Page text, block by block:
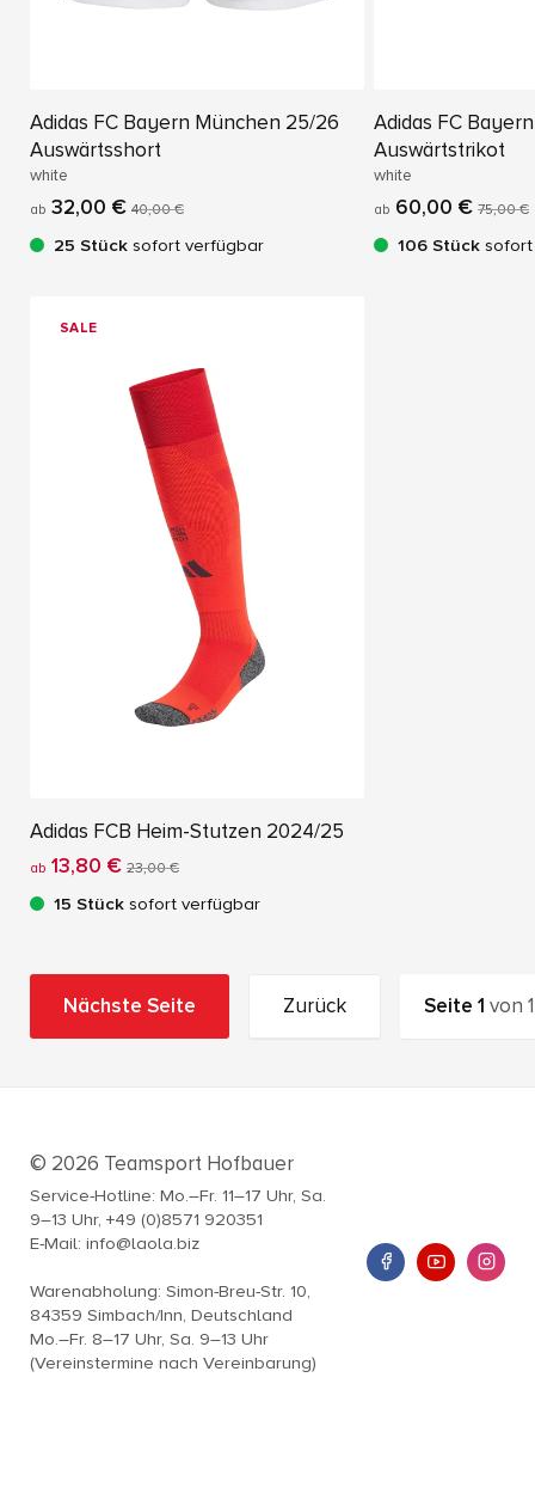
Adidas FC Bayern München 25/26
Auswärtsshort
white
ab 32,00 € 40,00 €
25 Stück sofort verfügbar
Adidas FC
Auswärtstrikot
white
ab 60,00 € 75,00 €
106 Stück
SALE
Adidas FCB Heim-Stutzen 2024/25
ab 13,80 € 23,00 €
15 Stück sofort verfügbar
Nächste Seite Zurück Seite1 von1
© 2026 Teamsport Hofbauer
Service-Hotline: Mo.–Fr. 11–17 Uhr, Sa.
9–13 Uhr, +49 (0)8571 920351
E-Mail: info@laola.biz
Warenabholung: Simon-Breu-Str. 10,
84359 Simbach/Inn, Deutschland
Mo.–Fr. 8–17 Uhr, Sa. 9–13 Uhr
(Vereinstermine nach Vereinbarung)